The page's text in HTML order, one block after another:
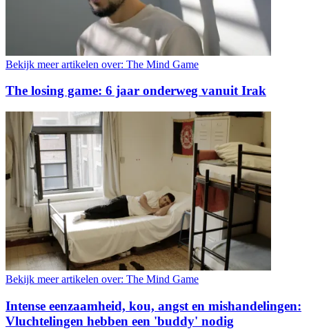
Bekijk meer artikelen over: The Mind Game
The losing game: 6 jaar onderweg vanuit Irak
Bekijk meer artikelen over: The Mind Game
Intense eenzaamheid, kou, angst en mishandelingen:
Vluchtelingen hebben een 'buddy' nodig